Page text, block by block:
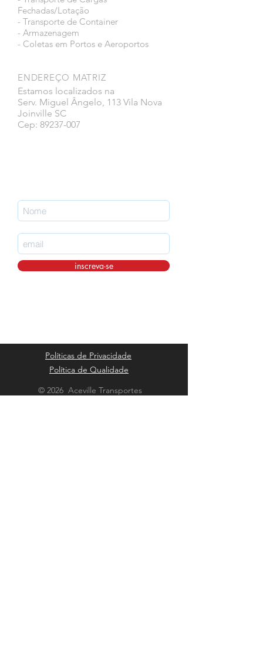
Fechadas/Lotação
- Transporte de Container
- Armazenagem
- Coletas em Portos e Aeroportos
ENDEREÇO MATRIZ
Estamos localizados na
Serv. Miguel Ângelo, 113 Vila Nova
Joinville SC
Cep: 89237-007
inscreva-se
Políticas de Privacidade
Política de Qualidade
© 2026 Aceville Transportes